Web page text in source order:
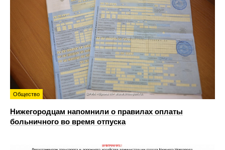
Общество
Нижегородцам напомнили о правилах оплаты
больничного во время отпуска